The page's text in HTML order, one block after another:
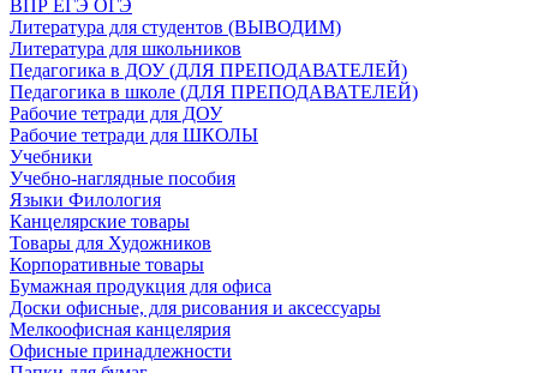
ВПР ЕГЭ ОГЭ
Литература для студентов (ВЫВОДИМ)
Литература для школьников
Педагогика в ДОУ (ДЛЯ ПРЕПОДАВАТЕЛЕЙ)
Педагогика в школе (ДЛЯ ПРЕПОДАВАТЕЛЕЙ)
Рабочие тетради для ДОУ
Рабочие тетради для ШКОЛЫ
Учебники
Учебно-наглядные пособия
Языки Филология
Канцелярские товары
Товары для Художников
Корпоративные товары
Бумажная продукция для офиса
Доски офисные, для рисования и аксессуары
Мелкоофисная канцелярия
Офисные принадлежности